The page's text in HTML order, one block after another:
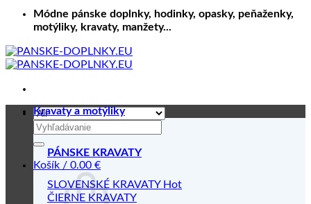
Módne pánske doplnky, hodinky, opasky, peňaženky,
motýliky, kravaty, manžety...
Hľadať:
Košík / 0.00 €
Kravaty a motýliky
PÁNSKE KRAVATY
SLOVENSKÉ KRAVATY
ČIERNE KRAVATY